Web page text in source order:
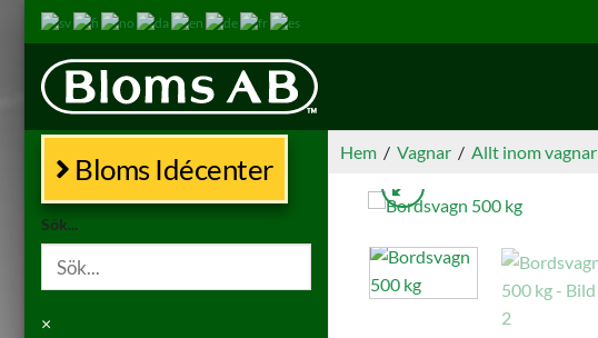
Skip
to
content
Bloms Idécenter
Sök...
×
Hem / Vagnar / Allt inom vagnar